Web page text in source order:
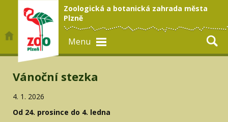
Zoologická a botanická zahrada města
Plzně
Menu
Vánoční stezka
4. 1. 2026
Od 24. prosince do 4. ledna